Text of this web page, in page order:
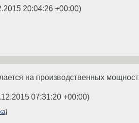
20:04:26 +00:00)
на производственных
07:31:20 +00:00)